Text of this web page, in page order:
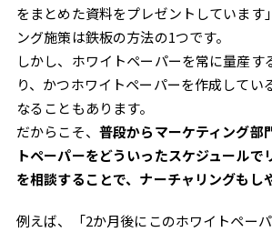
をまとめた資料をプレゼントしています
ング施策は鉄板の方法の1つです。
しかし、ホワイトペーパーを常に量産す
り、かつホワイトペーパーを作成してい
なることもあります。
だからこそ、 普段からマーケティング部
トペーパーをどういったスケジュールで
を相談することで、ナーチャリングもし
例えば、「2か月後にこのホワイトペー